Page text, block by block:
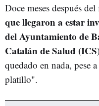
Doce meses después
que llegaron a estar
del Ayuntamiento de
Catalán de Salud
quedado en nada, pese
platillo".